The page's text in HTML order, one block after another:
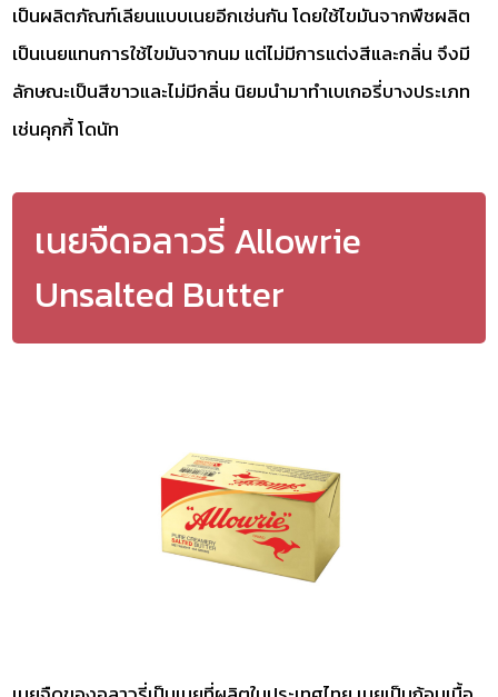
เป็นผลิตภัณฑ์เลียนแบบเนยอีกเช่นกัน โดยใช้ไขมันจากพืชผลิต
เป็นเนยแทนการใช้ไขมันจากนม แต่ไม่มีการแต่งสีและกลิ่น จึงมี
ลักษณะเป็นสีขาวและไม่มีกลิ่น นิยมนำมาทำเบเกอรี่บางประเภท
เช่นคุกกี้ โดนัท
เนยจืดอลาวรี่ Allowrie
Unsalted Butter